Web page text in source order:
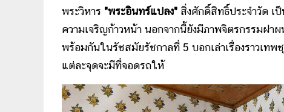
พระวิหาร "พระอินทร์แปลง" สิ่งศักดิ์สิทธิ์ประจำวัด เ
ความเจริญก้าวหน้า นอกจากนี้ยังมีภาพจิตรกรรมฝา
พร้อมกันในรัชสมัยรัชกาลที่ 5 บอกเล่าเรื่องราวเท
แต่ละจุดจะมีที่จอดรถให้